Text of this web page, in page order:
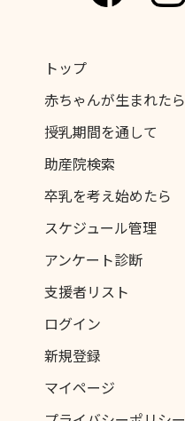
トップ
赤ちゃんが生まれたら
授乳期間を通して
助産院検索
卒乳を考え始めたら
スケジュール管理
アンケート診断
支援者リスト
ログイン
新規登録
マイページ